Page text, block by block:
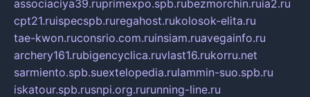
associaciya39.ruprimexpo.spb.rubezmorchin.ruia2.ru
cpt21.ruispecspb.ruregahost.rukolosok-elita.ru
tae-kwon.ruconsrio.com.ruinsiam.ruavegainfo.ru
archery161.rubigencyclica.ruvlast16.rukorru.net
sarmiento.spb.suextelopedia.rulammin-suo.spb.ru
iskatour.spb.rusnpi.org.rurunning-line.ru